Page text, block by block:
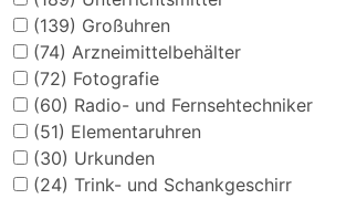
(139) Großuhren
(74) Arzneimittelbehälter
(72) Fotografie
(60) Radio- und Fernsehtechniker
(51) Elementaruhren
(30) Urkunden
(24) Trink- und Schankgeschirr